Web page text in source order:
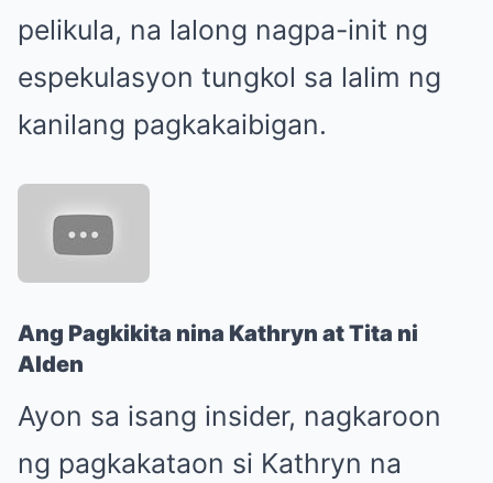
pelikula, na lalong nagpa-init ng
espekulasyon tungkol sa lalim ng
kanilang pagkakaibigan.
Ang Pagkikita nina Kathryn at Tita ni
Alden
Ayon sa isang insider, nagkaroon
ng pagkakataon si Kathryn na